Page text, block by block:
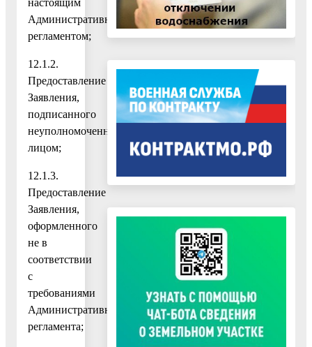
Административным
регламентом;
12.1.2.
Предоставление
Заявления,
подписанного
неуполномоченным
лицом;
12.1.3.
Предоставление
Заявления,
оформленного
не в
соответствии
с
требованиями
Административного
регламента;